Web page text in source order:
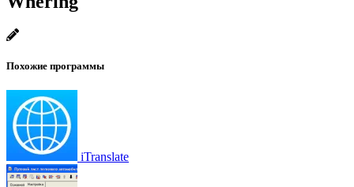
Похожие программы
iTranslate